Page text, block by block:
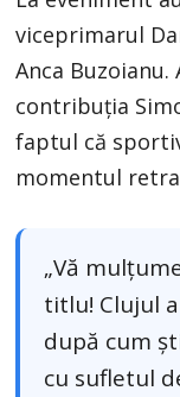
viceprimarul
Anca
contribuția
faptul că
momentul
„Vă
titlu! Clujul
după cum
cu sufletul